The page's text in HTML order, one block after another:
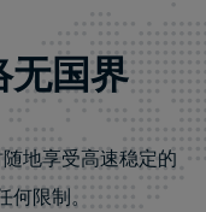
无国界
地享受高速稳定的
限制。